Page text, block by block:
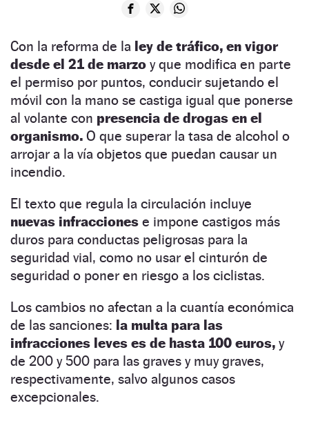
Con la reforma de la ley de tráfico, en vigor
desde el 21 de marzo y que modifica en parte
el permiso por puntos, conducir sujetando el
móvil con la mano se castiga igual que ponerse
al volante con presencia de drogas en el
organismo. O que superar la tasa de alcohol o
arrojar a la vía objetos que puedan causar un
incendio.
El texto que regula la circulación incluye
nuevas infracciones e impone castigos más
duros para conductas peligrosas para la
seguridad vial, como no usar el cinturón de
seguridad o poner en riesgo a los ciclistas.
Los cambios no afectan a la cuantía económica
de las sanciones: la multa para las
infracciones leves es de hasta 100 euros, y
de 200 y 500 para las graves y muy graves,
respectivamente, salvo algunos casos
excepcionales.